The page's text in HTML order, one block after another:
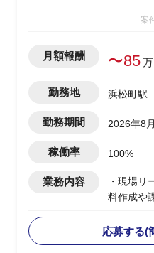
→調査自
・基幹シ
携しなが
・CRM構
用による
案
月額報酬 〜85
勤務地 浜松町駅
勤務期間 2026年8
稼働率 100%
業務内容
・現場リ
料作成や
補佐役と
・上流工
応募する(